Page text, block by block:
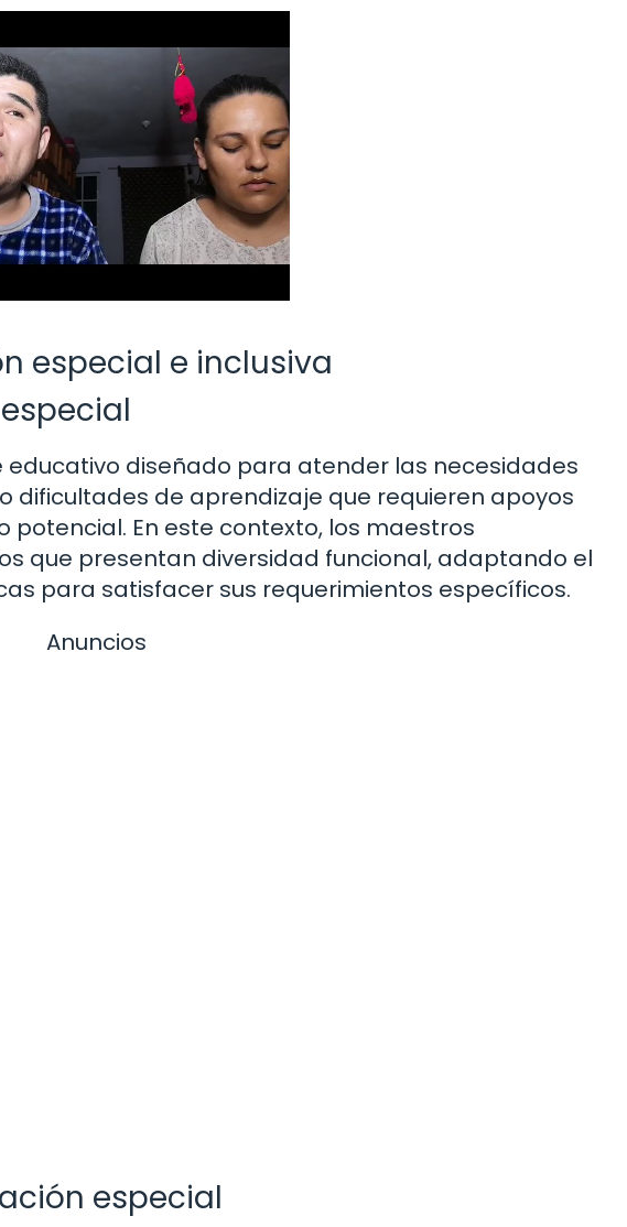
especial e inclusiva
educativo diseñado para atender las necesidades
dificultades de aprendizaje que requieren apoyos
En este contexto, los maestros
que presentan diversidad funcional, adaptando el
para satisfacer sus requerimientos específicos.
Anuncios
especial